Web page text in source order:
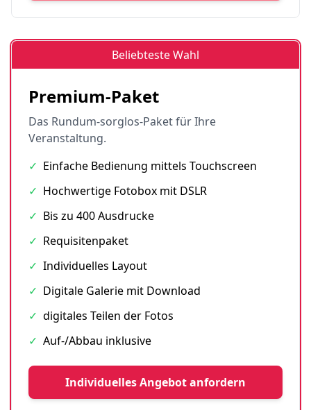
Beliebteste Wahl
Premium-Paket
Das Rundum-sorglos-Paket für Ihre
Veranstaltung.
✓ Einfache Bedienung mittels Touchscreen
✓ Hochwertige Fotobox mit DSLR
✓ Bis zu 400 Ausdrucke
✓ Requisitenpaket
✓ Individuelles Layout
✓ Digitale Galerie mit Download
✓ digitales Teilen der Fotos
✓ Auf-/Abbau inklusive
Individuelles Angebot anfordern